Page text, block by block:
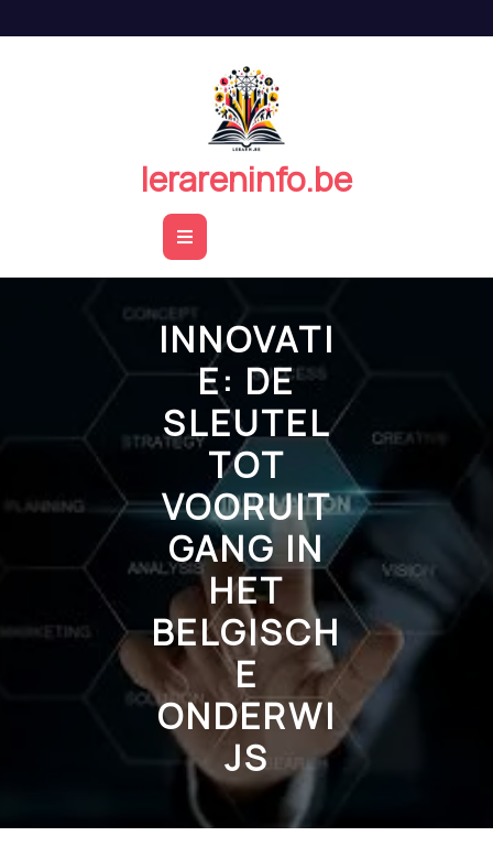
de
lerareninfo.be
Open
Button
INNOVATI
E: DE
SLEUTEL
TOT
VOORUIT
GANG IN
HET
BELGISCH
E
ONDERWI
JS